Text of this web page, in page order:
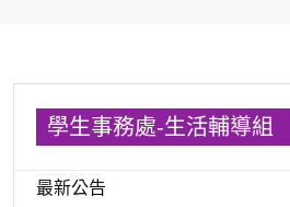
學生事務處-生活輔導組
最新公告